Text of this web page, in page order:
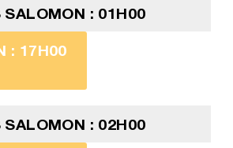
SALOMON : 01H00
: 17H00
SALOMON : 02H00